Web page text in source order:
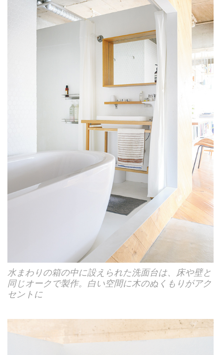
水まわりの箱の中に設えられた洗面台は、床や壁と
同じオークで製作。白い空間に木のぬくもりがアク
セントに